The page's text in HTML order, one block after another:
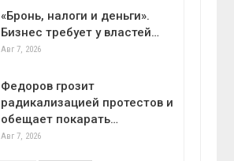
«Бронь, налоги и деньги».
Бизнес требует у властей…
Авг 7, 2026
Федоров грозит
радикализацией протестов и
обещает покарать…
Авг 7, 2026